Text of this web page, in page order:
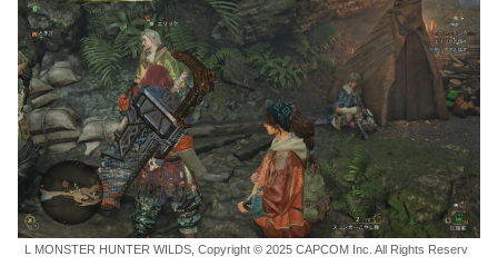
L MONSTER HUNTER WILDS, Copyright © 2025 CAPCOM Inc. All Rights Reserv